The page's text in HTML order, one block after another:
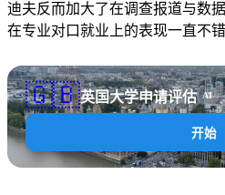
迪夫反而加大了在调查报道与数
在专业对口就业上的表现一直不错
🇬🇧英国大学申请评估 AI
开始